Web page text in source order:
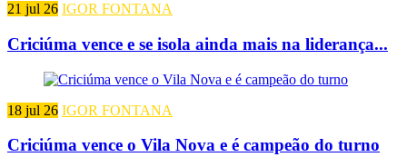
21 jul 26 IGOR FONTANA
Criciúma vence e se isola ainda mais na liderança...
18 jul 26 IGOR FONTANA
Criciúma vence o Vila Nova e é campeão do turno